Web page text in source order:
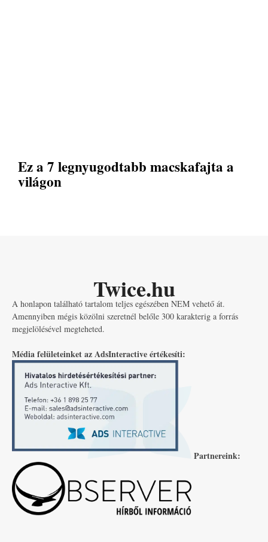
Ez a 7 legnyugodtabb macskafajta a
világon
Twice.hu
A honlapon található tartalom teljes egészében NEM vehető át.
Amennyiben mégis közölni szeretnél belőle 300 karakterig a forrás
megjelölésével megteheted.
Média felületeinket az AdsInteractive értékesíti:
Partnereink: